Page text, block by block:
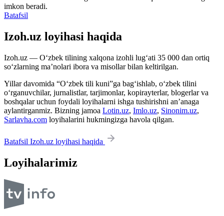
imkon beradi.
Batafsil
Izoh.uz loyihasi haqida
Izoh.uz — O‘zbek tilining xalqona izohli lug‘ati 35 000 dan ortiq
so‘zlarning ma’nolari ibora va misollar bilan keltirilgan.
Yillar davomida “O‘zbek tili kuni”ga bag‘ishlab, o‘zbek tilini
o‘rganuvchilar, jurnalistlar, tarjimonlar, kopirayterlar, blogerlar va
boshqalar uchun foydali loyihalarni ishga tushirishni an’anaga
aylantirganmiz. Bizning jamoa Lotin.uz, Imlo.uz, Sinonim.uz,
Sarlavha.com loyihalarini hukmingizga havola qilgan.
Batafsil Izoh.uz loyihasi haqida
Loyihalarimiz